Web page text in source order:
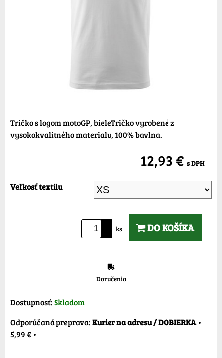
Tričko s logom motoGP, bieleTričko vyrobené z
vysokokvalitného materialu, 100% bavlna.
12,93 € s DPH
Veľkosť textilu
ks DO KOŠÍKA
Doručenia
Dostupnosť:Skladom
Kurier na adresu / DOBIERKA•
5,99 € •